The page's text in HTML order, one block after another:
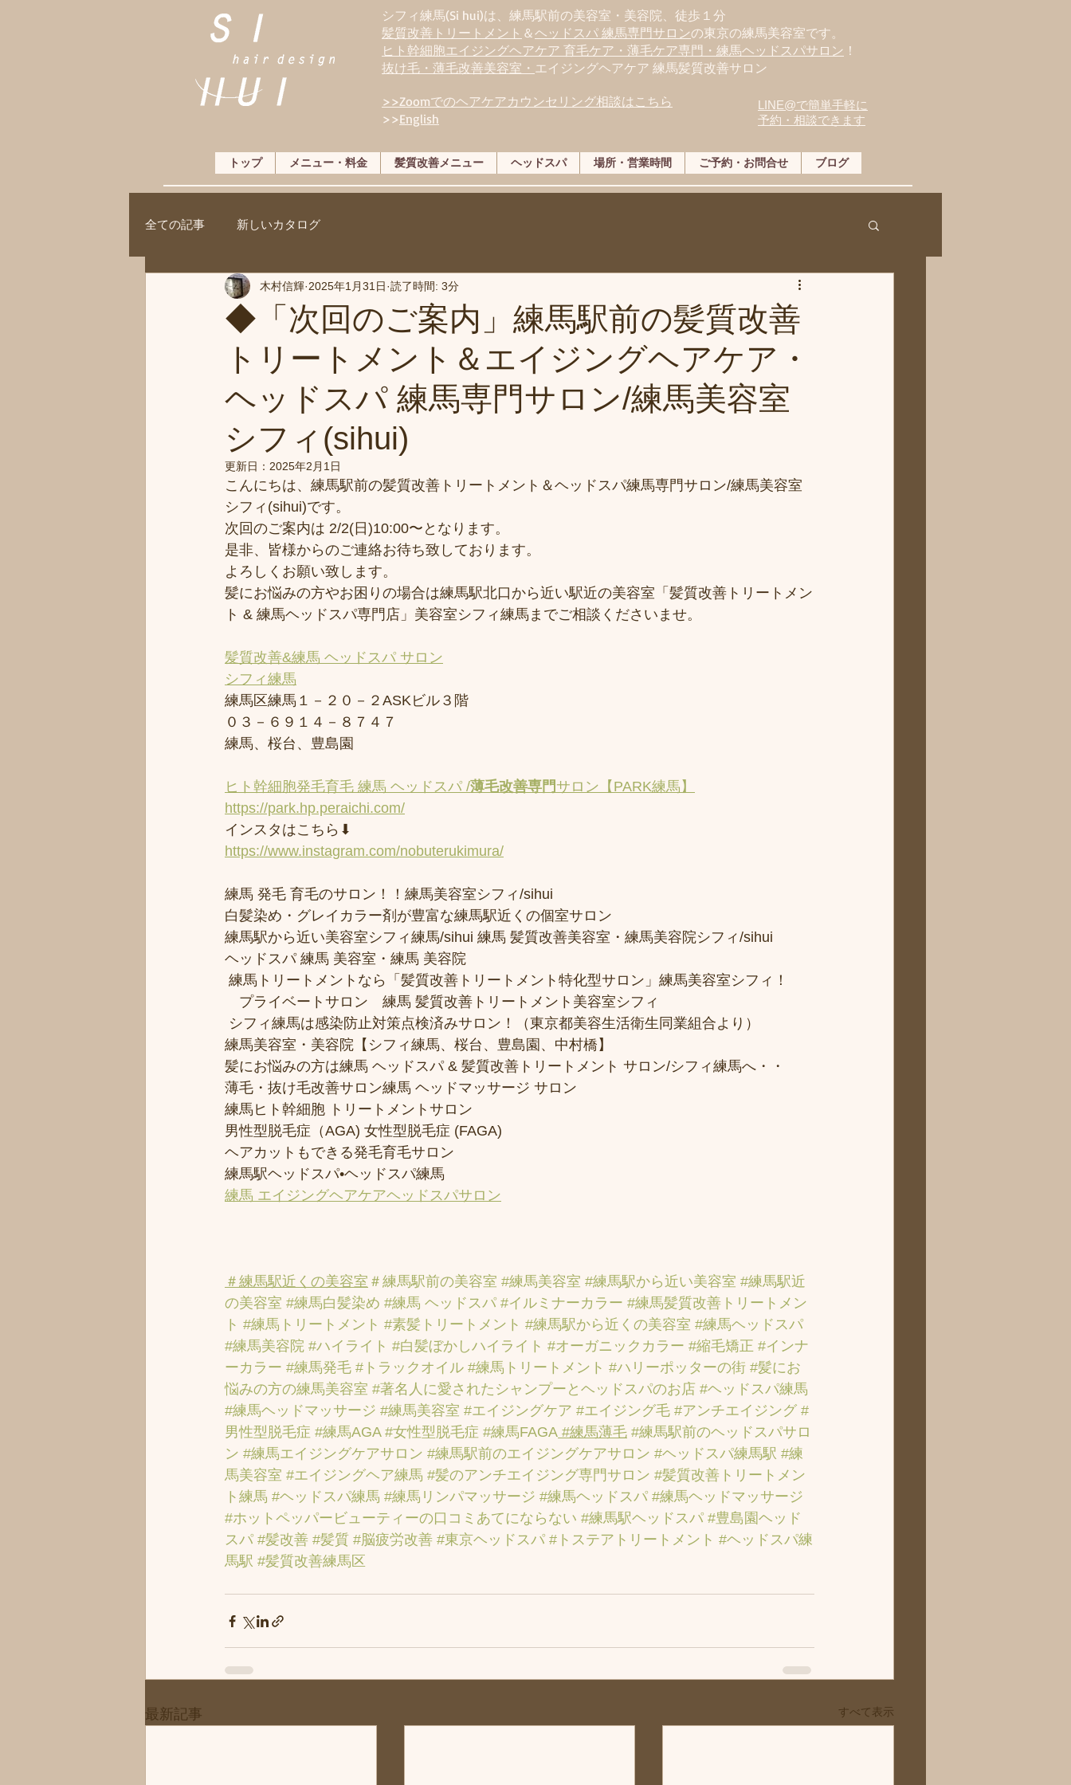
シフィ練馬(Si hui)は、 練馬駅前の美容室・美容院、徒歩１分
髪質改善トリートメント ＆ヘッドスパ 練馬専門サロンの東京の練馬美容室です。
ヒト幹細胞エイジングヘアケア 育毛ケア・薄毛ケア専門・練馬ヘッドスパサロン ！
抜け毛・薄毛改善美容室・ エイジングヘアケア 練馬髪質改善サロン
>>Zoomでのヘアケアカウンセリング相談はこちら
>>English
LINE@で簡単手軽に
予約・相談できます
トップ メニュー・料金 髪質改善メニュー ヘッドスパ 場所・営業時間 ご予約・お問合せ ブログ
全ての記事 新しいカタログ
◆「次回のご案内」練馬駅前の髪質改善
トリートメント＆エイジングヘアケア・
ヘッドスパ 練馬専門サロン/練馬美容室
シフィ(sihui)
木村信輝 2025年1月31日 読了時間: 3分
更新日： 2025年2月1日
こんにちは、練馬駅前の髪質改善トリートメント＆ヘッドスパ練馬専門サロン/練馬美容室
シフィ(sihui)です。
次回のご案内は 2/2(日)10:00〜となります。
是非、皆様からのご連絡お待ち致しております。
よろしくお願い致します。
髪にお悩みの方やお困りの場合は練馬駅北口から近い駅近の美容室「髪質改善トリートメン
ト & 練馬ヘッドスパ専門店」美容室シフィ練馬までご相談くださいませ。
髪質改善&練馬 ヘッドスパ サロン
シフィ練馬
練馬区練馬１－２０－２ASKビル３階
０３－６９１４－８７４７
練馬、桜台、豊島園
ヒト幹細胞発毛育毛 練馬 ヘッドスパ /薄毛改善専門 サロン【PARK練馬】
https://park.hp.peraichi.com/
インスタはこちら⬇︎
https://www.instagram.com/nobuterukimura/
練馬 発毛 育毛のサロン！！練馬美容室シフィ/sihui
白髪染め・グレイカラー剤が豊富な練馬駅近くの個室サロン
練馬駅から近い美容室シフィ練馬/sihui 練馬 髪質改善美容室・練馬美容院シフィ/sihui
ヘッドスパ 練馬 美容室・練馬 美容院
練馬トリートメントなら「髪質改善トリートメント特化型サロン」練馬美容室シフィ！
プライベートサロン　練馬 髪質改善トリートメント美容室シフィ
シフィ練馬は感染防止対策点検済みサロン！（東京都美容生活衛生同業組合より）
練馬美容室・美容院【シフィ練馬、桜台、豊島園、中村橋】
髪にお悩みの方は練馬 ヘッドスパ & 髪質改善トリートメント サロン/シフィ練馬へ・・
薄毛・抜け毛改善サロン練馬 ヘッドマッサージ サロン
練馬ヒト幹細胞 トリートメントサロン
男性型脱毛症（AGA) 女性型脱毛症 (FAGA)
ヘアカットもできる発毛育毛サロン
練馬駅ヘッドスパ•ヘッドスパ練馬
練馬 エイジングヘアケアヘッドスパサロン
＃練馬駅近くの美容室 ＃練馬駅前の美容室 #練馬美容室 #練馬駅から近い美容室 #練馬駅近
の美容室 #練馬白髪染め #練馬 ヘッドスパ #イルミナーカラー #練馬髪質改善トリートメン
ト #練馬トリートメント #素髪トリートメント #練馬駅から近くの美容室 #練馬ヘッドスパ
#練馬美容院 #ハイライト #白髪ぼかしハイライト #オーガニックカラー #縮毛矯正 #インナ
ーカラー #練馬発毛 #トラックオイル #練馬トリートメント #ハリーポッターの街 #髪にお
悩みの方の練馬美容室 #著名人に愛されたシャンプーとヘッドスパのお店 #ヘッドスパ練馬
#練馬ヘッドマッサージ #練馬美容室 #エイジングケア #エイジング毛 #アンチエイジング #
男性型脱毛症 #練馬AGA #女性型脱毛症 #練馬FAGA #練馬薄毛 #練馬駅前のヘッドスパサロ
ン #練馬エイジングケアサロン #練馬駅前のエイジングケアサロン #ヘッドスパ練馬駅 #練
馬美容室 #エイジングヘア練馬 #髪のアンチエイジング専門サロン #髪質改善トリートメン
ト練馬 #ヘッドスパ練馬 #練馬リンパマッサージ #練馬ヘッドスパ #練馬ヘッドマッサージ
#ホットペッパービューティーの口コミあてにならない #練馬駅ヘッドスパ #豊島園ヘッド
スパ #髪改善 #髪質 #脳疲労改善 #東京ヘッドスパ #トステアトリートメント #ヘッドスパ練
馬駅 #髪質改善練馬区
最新記事 すべて表示